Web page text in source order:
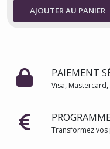
AJOUTER AU PANIER
PAIEMENT
Visa,
Transformez vos